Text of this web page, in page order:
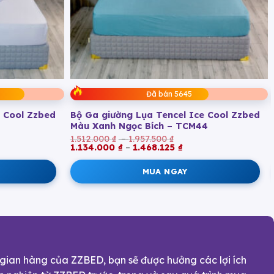
Zzbed
₫
₫
₫
Đã bán 5645
Bộ Ga giường Lụa Tencel Ice Cool Zzbed
Màu Xanh Ngọc Bích – TCM44
1.512.000₫ – 1.957.500₫
giá:
đến
1.957.500 ₫
1.134.000 ₫ – 1.468.125 ₫Khoảng
1.134.000 ₫
đến
1.468.125 ₫
MUA NGAY
hàng của ZZBED, bạn sẽ được hưởng các lợi ích